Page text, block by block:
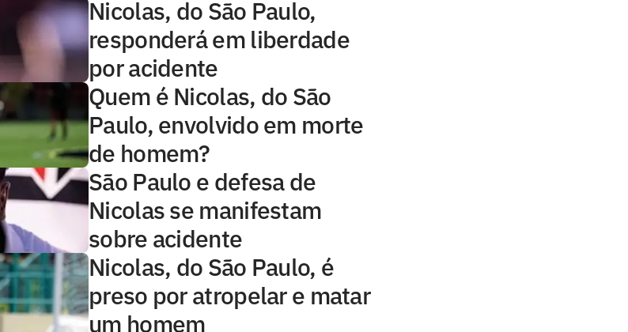
Nicolas, do São Paulo,
responderá em liberdade
por acidente
Quem é Nicolas, do São
Paulo, envolvido em morte
de homem?
São Paulo e defesa de
Nicolas se manifestam
sobre acidente
Nicolas, do São Paulo, é
preso por atropelar e matar
um homem